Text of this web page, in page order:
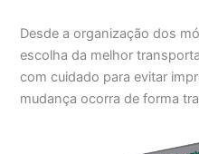
Desde a organização dos
escolha da melhor
com cuidado para evitar
mudança ocorra de forma